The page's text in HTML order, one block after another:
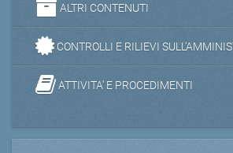
ALTRI CONTENUTI
CONTROLLI E RILIEVI
ATTIVITA' E PROCEDIMENTI